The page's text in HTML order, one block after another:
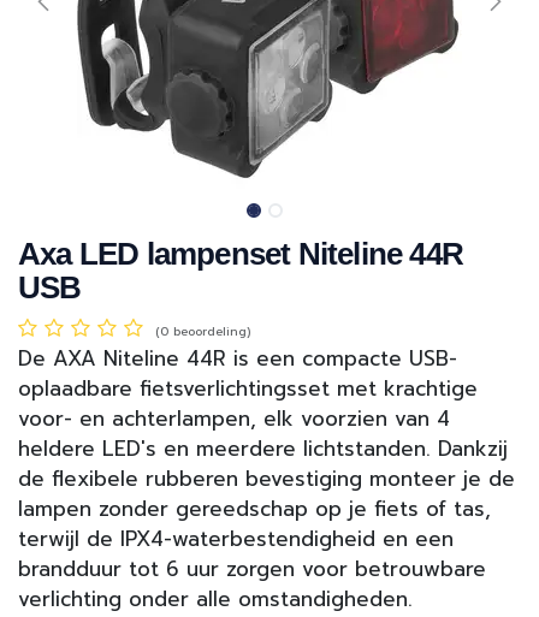
Axa LED lampenset Niteline 44R
USB
(0 beoordeling)
De AXA Niteline 44R is een compacte USB-
oplaadbare fietsverlichtingsset met krachtige
voor- en achterlampen, elk voorzien van 4
heldere LED's en meerdere lichtstanden. Dankzij
de flexibele rubberen bevestiging monteer je de
lampen zonder gereedschap op je fiets of tas,
terwijl de IPX4-waterbestendigheid en een
brandduur tot 6 uur zorgen voor betrouwbare
verlichting onder alle omstandigheden.